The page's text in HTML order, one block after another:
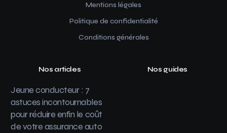
Mentions légales
Politique de confidentialité
Conditions générales
Nos articles
Jeune conducteur : 7
astuces incontournables
pour réduire enfin le coût
de votre assurance auto
Nos guides